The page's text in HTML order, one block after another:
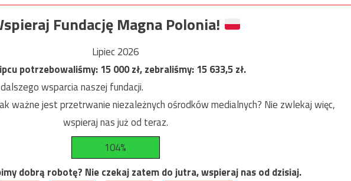
Fundację Magna Polonia!
Lipiec 2026
potrzebowaliśmy:15 000zł, zebraliśmy:15 633,5zł.
wsparcia naszej fundacji.
ważne jest przetrwanie niezależnych ośrodków medialnych? Nie zwlekaj więc,
wspieraj nas już od teraz.
104%
dobrą robotę? Nie czekaj zatem do jutra, wspieraj nas od dzisiaj.